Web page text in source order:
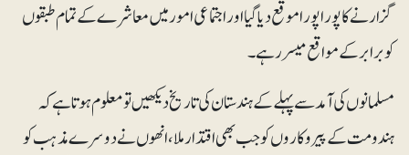
گزارنے کا پورا پورا موقع دیا گیا اور اجتماعی امور میں معاشرے کے تمام طبقوں
کو برابر کے مواقع میسر رہے۔
مسلمانوں کی آمد سے پہلے کے ہندستان کی تاریخ دیکھیں تو معلوم ہوتا ہے کہ
ہندومت کے پیرو کاروں کو جب بھی اقتدار ملا، انھوں نے دوسرے مذہب کو